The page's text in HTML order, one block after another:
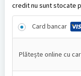
credit nu sunt stocate
Card bancar
Plătește online cu